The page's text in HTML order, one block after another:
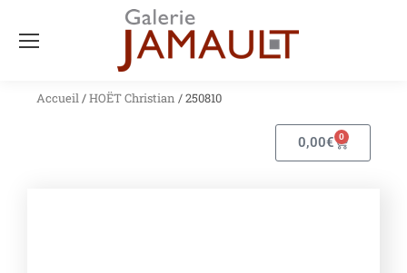
Accueil/HOËT Christian / 250810
0,00€ 0